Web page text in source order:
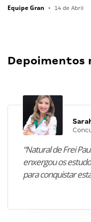
Equipe Gran • 14 de Abril
Depoimentos
“Natural de Frei
enxergou os
para conquistar